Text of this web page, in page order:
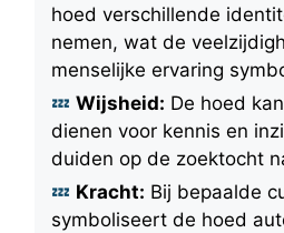
hoed verschillende
nemen, wat de
menselijke ervaring
Wijsheid: De hoed
dienen voor kennis en
duiden op de zoektocht
Kracht: Bij bepaalde
symboliseert de hoed